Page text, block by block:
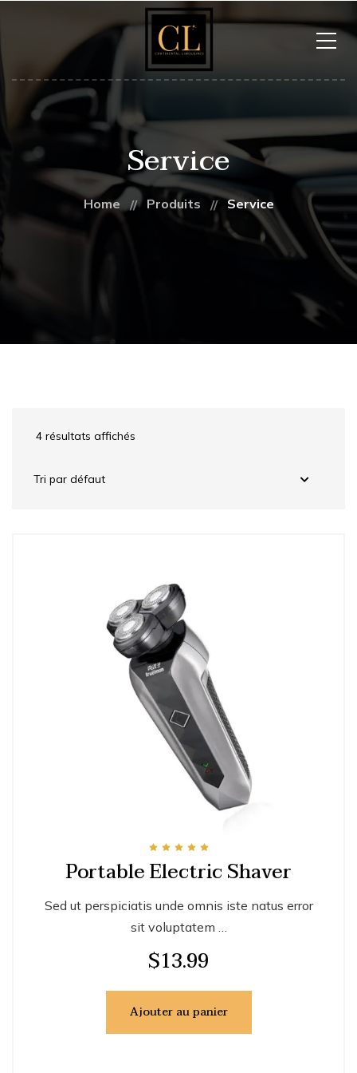
Service
Home Produits Service
4 résultats affichés
5.00
sur 5
Portable Electric Shaver
Sed ut perspiciatis unde omnis iste natus error
sit voluptatem …
$13.99
Ajouter au panier